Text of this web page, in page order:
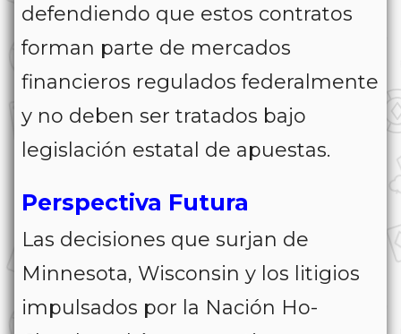
defendiendo que estos contratos
forman parte de mercados
financieros regulados federalmente
y no deben ser tratados bajo
legislación estatal de apuestas.
Perspectiva Futura
Las decisiones que surjan de
Minnesota, Wisconsin y los litigios
impulsados por la Nación Ho-